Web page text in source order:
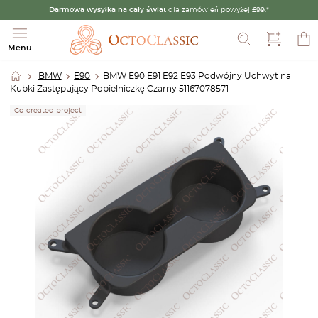
Darmowa wysyłka na cały świat dla zamówień powyżej £99.*
Menu
Szukaj
BMW E90
BMW E90 E91 E92 E93 Podwójny Uchwyt na
Kubki Zastępujący Popielniczkę Czarny 51167078571
Co-created project